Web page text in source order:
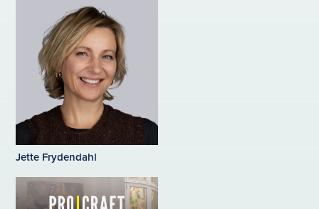
Jette Frydendahl